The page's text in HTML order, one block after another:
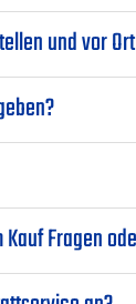
und vor
Fragen